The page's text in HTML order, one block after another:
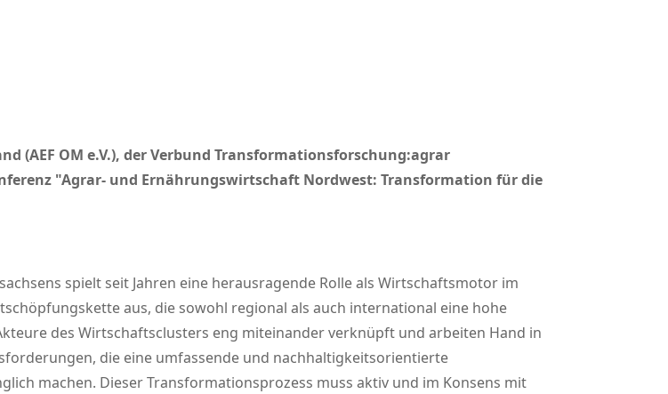
(AEF OM e.V.), der Verbund Transformationsforschung:agrar
Agrar- und Ernährungswirtschaft Nordwest: Transformation für die
spielt seit Jahren eine herausragende Rolle als Wirtschaftsmotor im
aus, die sowohl regional als auch international eine hohe
des Wirtschaftsclusters eng miteinander verknüpft und arbeiten Hand in
die eine umfassende und nachhaltigkeitsorientierte
machen. Dieser Transformationsprozess muss aktiv und im Konsens mit